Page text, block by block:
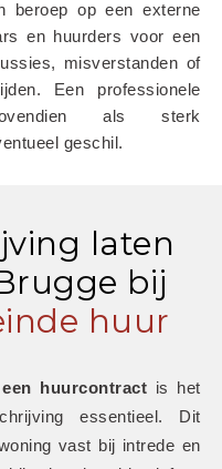
beroep op een externe
misverstanden of
Een professionele
als sterk
geschil.
laten
bij
huur
huurcontract is het
essentieel. Dit
vast bij intrede en